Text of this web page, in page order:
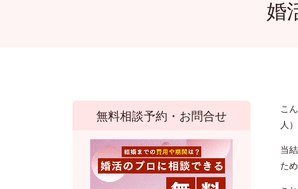
婚
こ
人
当
た
無料相談予約・お問合せ